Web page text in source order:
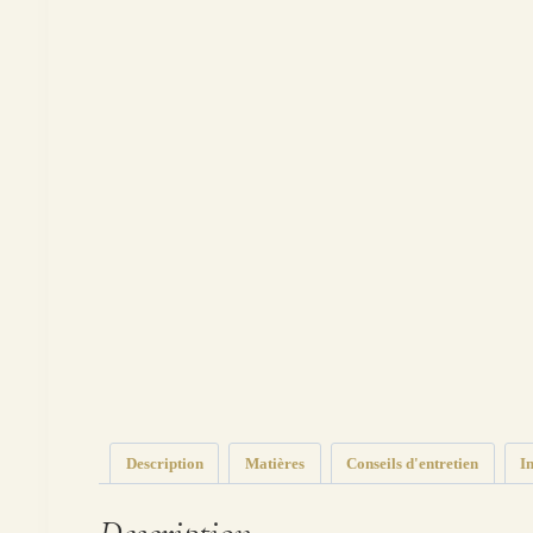
Description Matières Conseils d'entretien